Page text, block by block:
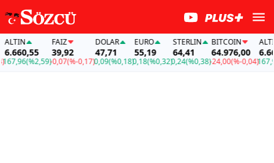
(%2,59)
FAİZ
39,92
-0,07(%-0,17)
DOLAR
47,71
0,09(%0,18)
EURO
55,19
0,18(%0,32)
STERLIN
64,41
0,24(%0,38)
BITCOIN
64.976,00
-24,00(%-0,04)
ALTIN
167,96